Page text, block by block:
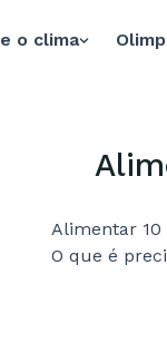
o clima
Alimentar 10
O que é